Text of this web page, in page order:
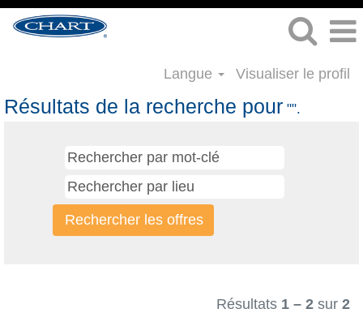
Langue Visualiser le profil
Résultats de la recherche pour "".
Résultats 1 – 2 sur 2